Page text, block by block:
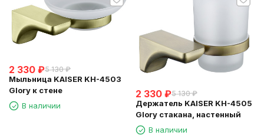
2 330 ₽5 130 ₽
Мыльница KAISER KH-4503
Glory к стене
В наличии
2 330 ₽5 130 ₽
Держатель KAISER KH-4505
Glory стакана, настенный
В наличии